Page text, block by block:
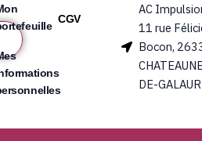
CGV
AC
11 rue
Bocon,
DE-